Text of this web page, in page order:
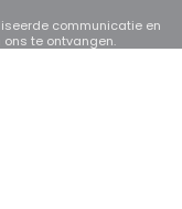
communicatie en
te ontvangen.